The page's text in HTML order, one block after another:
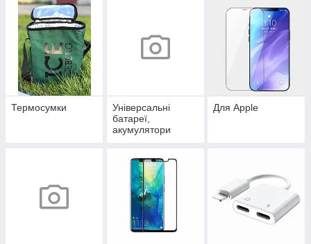
Термосумки
Універсальні
батареї,
акумулятори
Для Apple